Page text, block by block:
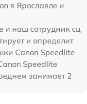
в Ярославле и
и наш сотрудник сц
и определит
Canon Speedlite
Speedlite
занимает 2